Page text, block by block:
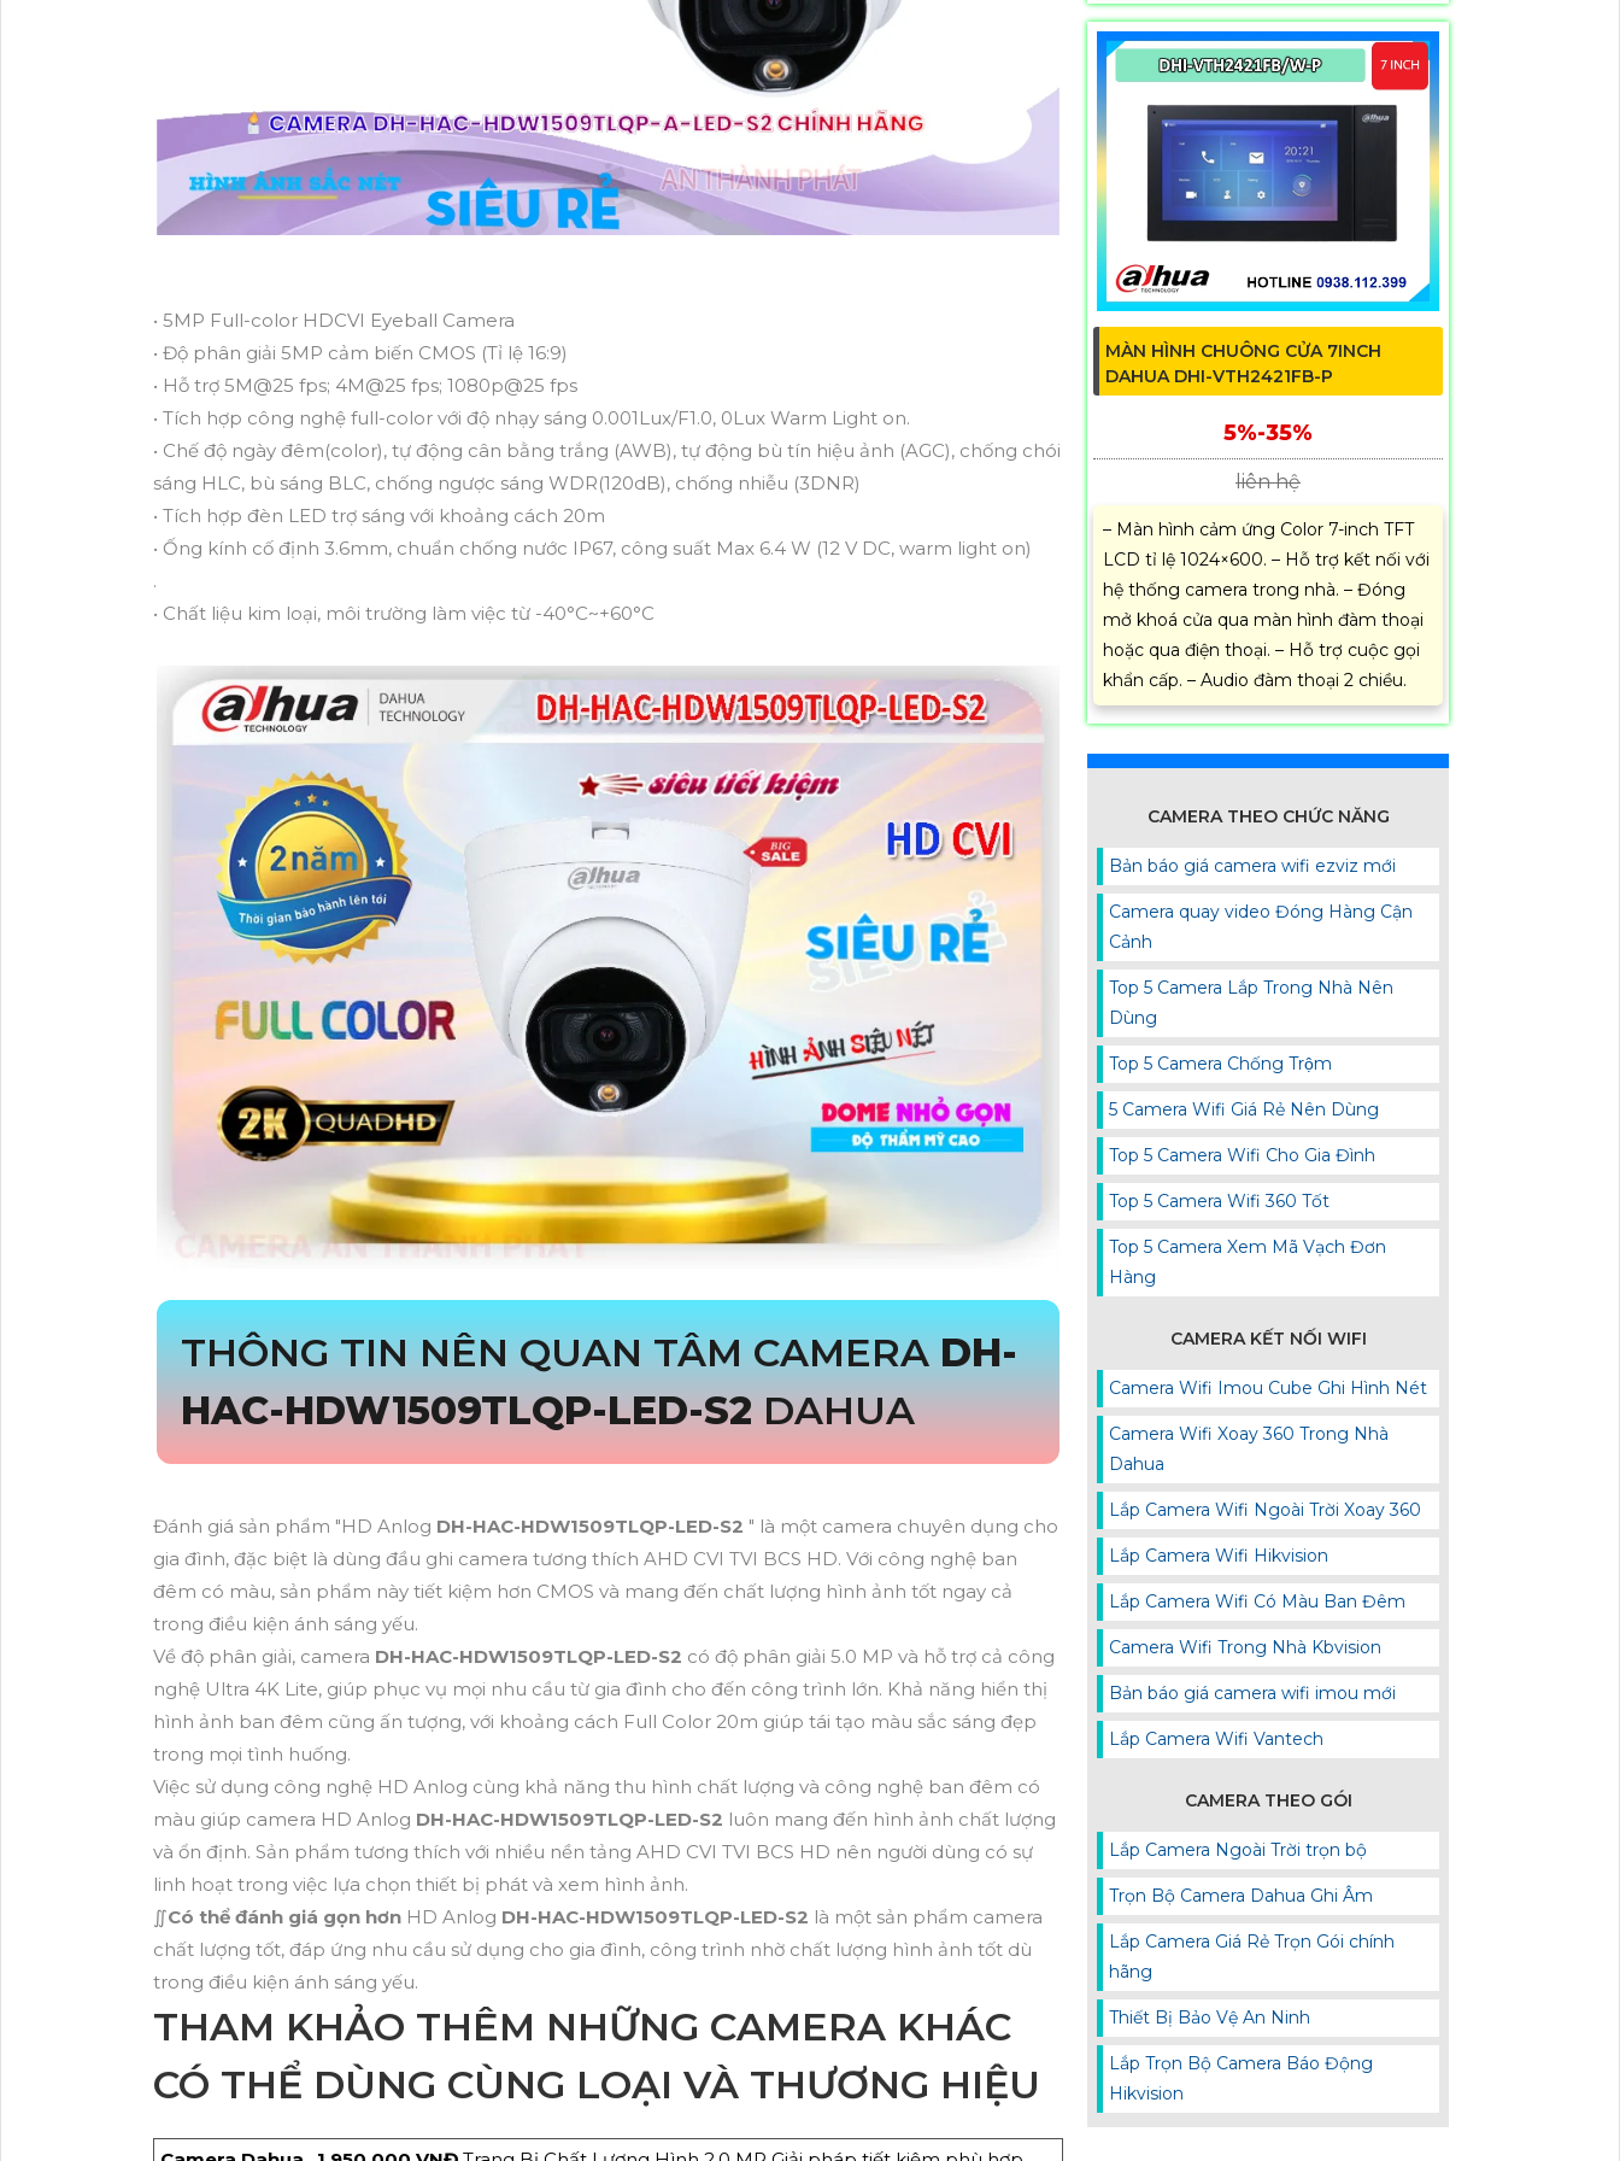
• 5MP Full-color HDCVI Eyeball Camera
• Độ phân giải 5MP cảm biến CMOS (Tỉ lệ 16:9)
• Hỗ trợ 5M@25 fps; 4M@25 fps; 1080p@25 fps
• Tích hợp công nghệ full-color với độ nhạy sáng 0.001Lux/F1.0, 0Lux Warm Light on.
• Chế độ ngày đêm(color), tự động cân bằng trắng (AWB), tự động bù tín hiệu ảnh (AGC), chống chói
sáng HLC, bù sáng BLC, chống ngược sáng WDR(120dB), chống nhiễu (3DNR)
• Tích hợp đèn LED trợ sáng với khoảng cách 20m
• Ống kính cố định 3.6mm, chuẩn chống nước IP67, công suất Max 6.4 W (12 V DC, warm light on)
.
• Chất liệu kim loại, môi trường làm việc từ -40°C~+60°C
THÔNG TIN NÊN QUAN TÂM CAMERADH-
HAC-HDW1509TLQP-LED-S2DAHUA
Đánh giá sản phẩm "HD Anlog DH-HAC-HDW1509TLQP-LED-S2 " là một camera chuyên dụng cho
gia đình, đặc biệt là dùng đầu ghi camera tương thích AHD CVI TVI BCS HD. Với công nghệ ban
đêm có màu, sản phẩm này tiết kiệm hơn CMOS và mang đến chất lượng hình ảnh tốt ngay cả
trong điều kiện ánh sáng yếu.
Về độ phân giải, camera DH-HAC-HDW1509TLQP-LED-S2 có độ phân giải 5.0 MP và hỗ trợ cả công
nghệ Ultra 4K Lite, giúp phục vụ mọi nhu cầu từ gia đình cho đến công trình lớn. Khả năng hiển thị
hình ảnh ban đêm cũng ấn tượng, với khoảng cách Full Color 20m giúp tái tạo màu sắc sáng đẹp
trong mọi tình huống.
Việc sử dụng công nghệ HD Anlog cùng khả năng thu hình chất lượng và công nghệ ban đêm có
màu giúp camera HD Anlog DH-HAC-HDW1509TLQP-LED-S2 luôn mang đến hình ảnh chất lượng
và ổn định. Sản phẩm tương thích với nhiều nền tảng AHD CVI TVI BCS HD nên người dùng có sự
linh hoạt trong việc lựa chọn thiết bị phát và xem hình ảnh.
∬Có thể đánh giá gọn hơn HD Anlog DH-HAC-HDW1509TLQP-LED-S2 là một sản phẩm camera
chất lượng tốt, đáp ứng nhu cầu sử dụng cho gia đình, công trình nhờ chất lượng hình ảnh tốt dù
trong điều kiện ánh sáng yếu.
THAM KHẢO THÊM NHỮNG CAMERA KHÁC
CÓ THỂ DÙNG CÙNG LOẠI VÀ THƯƠNG HIỆU
MÀN HÌNH CHUÔNG CỬA 7INCH
DAHUA DHI-VTH2421FB-P
5%-35%
liên hệ
– Màn hình cảm ứng Color 7-inch TFT
LCD tỉ lệ 1024×600. – Hỗ trợ kết nối với
hệ thống camera trong nhà. – Đóng
mở khoá cửa qua màn hình đàm thoại
hoặc qua điện thoại. – Hỗ trợ cuộc gọi
khẩn cấp. – Audio đàm thoại 2 chiều.
CAMERA THEO CHỨC NĂNG
Bản báo giá camera wifi ezviz mới
Camera quay video Đóng Hàng Cận
Cảnh
Top 5 Camera Lắp Trong Nhà Nên
Dùng
Top 5 Camera Chống Trộm
5 Camera Wifi Giá Rẻ Nên Dùng
Top 5 Camera Wifi Cho Gia Đình
Top 5 Camera Wifi 360 Tốt
Top 5 Camera Xem Mã Vạch Đơn
Hàng
CAMERA KẾT NỐI WIFI
Camera Wifi Imou Cube Ghi Hình Nét
Camera Wifi Xoay 360 Trong Nhà
Dahua
Lắp Camera Wifi Ngoài Trời Xoay 360
Lắp Camera Wifi Hikvision
Lắp Camera Wifi Có Màu Ban Đêm
Camera Wifi Trong Nhà Kbvision
Bản báo giá camera wifi imou mới
Lắp Camera Wifi Vantech
CAMERA THEO GÓI
Lắp Camera Ngoài Trời trọn bộ
Trọn Bộ Camera Dahua Ghi Âm
Lắp Camera Giá Rẻ Trọn Gói chính
hãng
Thiết Bị Bảo Vệ An Ninh
Lắp Trọn Bộ Camera Báo Động
Hikvision